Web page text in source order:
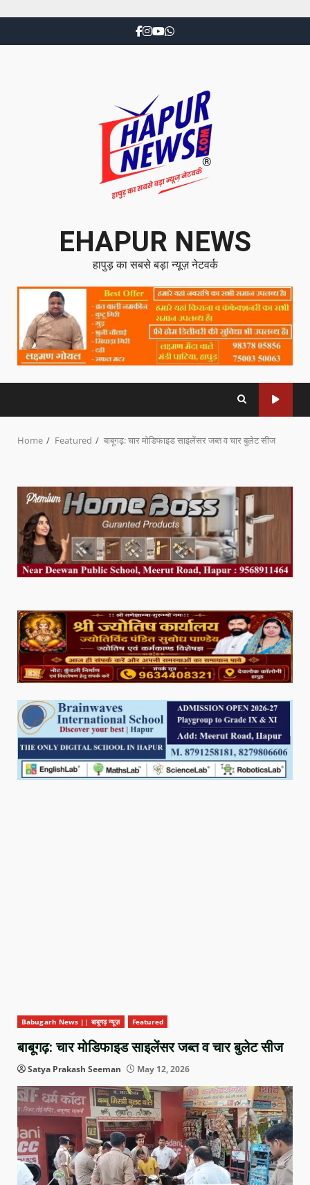
EHAPUR NEWS
हापुड़ का सबसे बड़ा न्यूज़ नेटवर्क
Home Featured बाबूगढ़: चार मोडिफाइड साइलेंसर जब्त व चार बुलेट सीज
Babugarh News || बाबूगढ़ न्यूज़ Featured
बाबूगढ़: चार मोडिफाइड साइलेंसर जब्त व चार बुलेट सीज
Satya Prakash Seeman May 12, 2026